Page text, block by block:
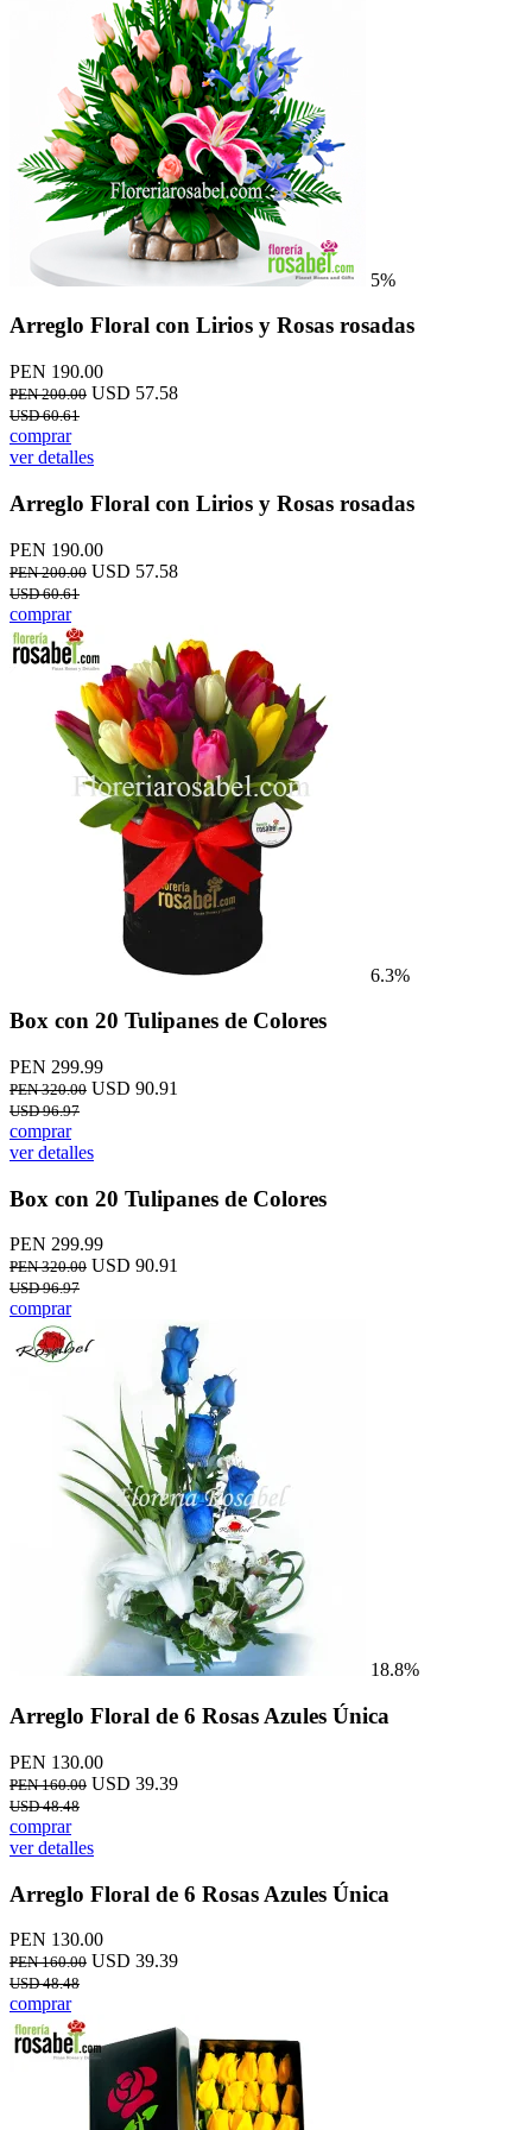
5%
Arreglo Floral con Lirios y Rosas rosadas
PEN 190.00
PEN 200.00 USD 57.58
USD 60.61
comprar
ver detalles
Arreglo Floral con Lirios y Rosas rosadas
PEN 190.00
PEN 200.00 USD 57.58
USD 60.61
comprar
6.3%
Box con 20 Tulipanes de Colores
PEN 299.99
PEN 320.00 USD 90.91
USD 96.97
comprar
ver detalles
Box con 20 Tulipanes de Colores
PEN 299.99
PEN 320.00 USD 90.91
USD 96.97
comprar
18.8%
Arreglo Floral de 6 Rosas Azules Única
PEN 130.00
PEN 160.00 USD 39.39
USD 48.48
comprar
ver detalles
Arreglo Floral de 6 Rosas Azules Única
PEN 130.00
PEN 160.00 USD 39.39
USD 48.48
comprar